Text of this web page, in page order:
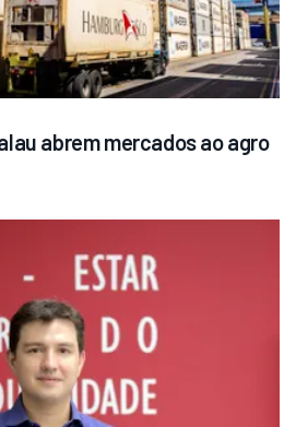
abrem mercados ao agro